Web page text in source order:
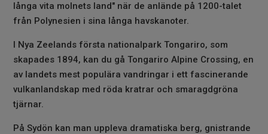
långa vita molnets land" när de anlände på 1200-talet
från Polynesien i sina långa havskanoter.
I Nya Zeelands första nationalpark Tongariro, som
skapades 1894, kan du gå Tongariro Alpine Crossing, en
av landets mest populära vandringar i ett fascinerande
vulkanlandskap med röda kratrar och smaragdgröna
tjärnar.
På Sydön kan man uppleva dramatiska berg, gnistrande